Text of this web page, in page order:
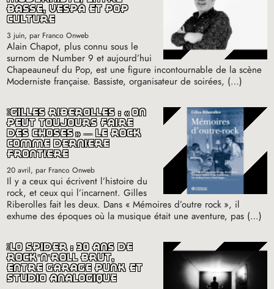
basse, vespa et pop
culture
3 juin, par Franco Onweb
Alain Chapot, plus connu sous le
surnom de Number 9 et aujourd’hui
Chapeauneuf du Pop, est une figure incontournable de la scène
Moderniste française. Bassiste, organisateur de soirées, (…)
gilles riberolles : «on
peut toujours faire
des choses» — le rock
comme dernière
frontière
20 avril, par Franco Onweb
Il y a ceux qui écrivent l’histoire du
rock, et ceux qui l’incarnent. Gilles
Riberolles fait les deux. Dans « Mémoires d’outre rock », il
exhume des époques où la musique était une aventure, pas (…)
lo spider : 30 ans de
rock’n’roll brut,
entre garage punk et
studio analogique